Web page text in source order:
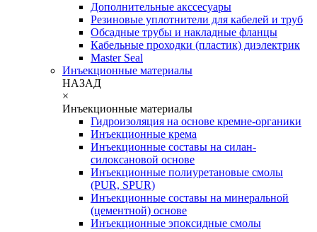
Дополнительные акссесуары
Резиновые уплотнители для кабелей и труб
Обсадные трубы и накладные фланцы
Кабельные проходки (пластик) диэлектрик
Master Seal
Инъекционные материалы
НАЗАД
×
Инъекционные материалы
Гидроизоляция на основе кремне-органики
Инъекционные крема
Инъекционные составы на силан-
силоксановой основе
Инъекционные полиуретановые смолы
(PUR, SPUR)
Инъекционные составы на минеральной
(цементной) основе
Инъекционные эпоксидные смолы